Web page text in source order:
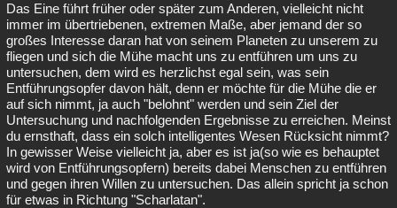
Das Eine führt früher oder später zum Anderen, vielleicht nicht
immer im übertriebenen, extremen Maße, aber jemand der so
großes Interesse daran hat von seinem Planeten zu unserem zu
fliegen und sich die Mühe macht uns zu entführen um uns zu
untersuchen, dem wird es herzlichst egal sein, was sein
Entführungsopfer davon hält, denn er möchte für die Mühe die er
auf sich nimmt, ja auch "belohnt" werden und sein Ziel der
Untersuchung und nachfolgenden Ergebnisse zu erreichen. Meinst
du ernsthaft, dass ein solch intelligentes Wesen Rücksicht nimmt?
In gewisser Weise vielleicht ja, aber es ist ja(so wie es behauptet
wird von Entführungsopfern) bereits dabei Menschen zu entführen
und gegen ihren Willen zu untersuchen. Das allein spricht ja schon
für etwas in Richtung "Scharlatan".